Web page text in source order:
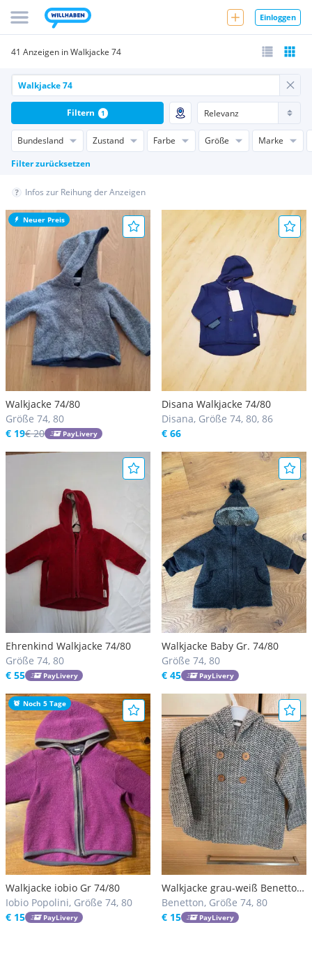
Einloggen
41 Anzeigen in Walkjacke 74
Bundesland Zustand Farbe Größe
Marke
Filter zurücksetzen
Filtern 1
Infos zur Reihung der Anzeigen
Neuer Preis
Walkjacke 74/80
Größe 74, 80
€ 19€ 20 PayLivery
Disana Walkjacke 74/80
Disana, Größe 74, 80, 86
€ 66
Ehrenkind Walkjacke 74/80
Größe 74, 80
€ 55
PayLivery
Walkjacke Baby Gr. 74/80
Größe 74, 80
€ 45
PayLivery
Noch 5 Tage
Walkjacke iobio Gr 74/80
Iobio Popolini, Größe 74, 80
€ 15
PayLivery
Walkjacke grau-weiß Benetton
Gr. 74
Benetton, Größe 74, 80
€ 15
PayLivery